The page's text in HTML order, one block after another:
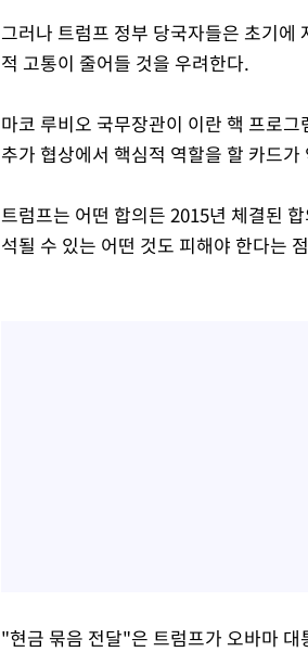
그러나 트럼프 정부 당국자들은 초기에
적 고통이 줄어들 것을 우려한다.
마코 루비오 국무장관이 이란 핵 프로
추가 협상에서 핵심적 역할을 할 카드
트럼프는 어떤 합의든 2015년 체결된
석될 수 있는 어떤 것도 피해야 한다는
"현금 묶음 전달"은 트럼프가 오바마